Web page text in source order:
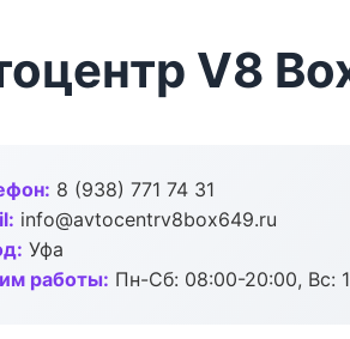
V8
8 (938) 771 74 31
info@avtocentrv8box649.ru
Уфа
работы: Пн-Сб: 08:00-20:00, Вс: